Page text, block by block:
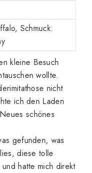
Schmuck:
kleine Besuch
wollte.
nicht
ich den Laden
schönes
gefunden, was
diese tolle
hatte mich direkt